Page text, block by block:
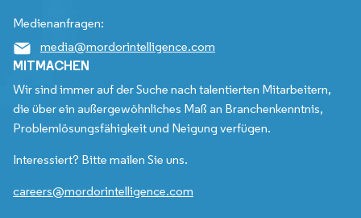
Medienanfragen:
media@mordorintelligence.com
MITMACHEN
Wir sind immer auf der Suche nach talentierten Mitarbeitern,
die über ein außergewöhnliches Maß an Branchenkenntnis,
Problemlösungsfähigkeit und Neigung verfügen.
Interessiert? Bitte mailen Sie uns.
careers@mordorintelligence.com